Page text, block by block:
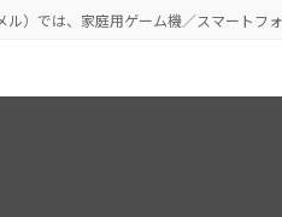
ル）では、家庭用ゲーム機／スマートフ